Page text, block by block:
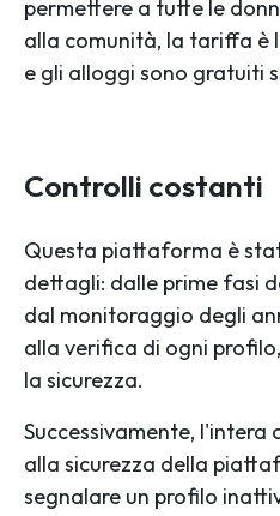
permettere a tutte le
alla comunità, la tariffa è
e gli alloggi sono gratuiti
Controlli costanti
Questa piattaforma è
dettagli: dalle prime fasi
dal monitoraggio degli
alla verifica di ogni
la sicurezza.
Successivamente, l'intera
alla sicurezza della
segnalare un profilo